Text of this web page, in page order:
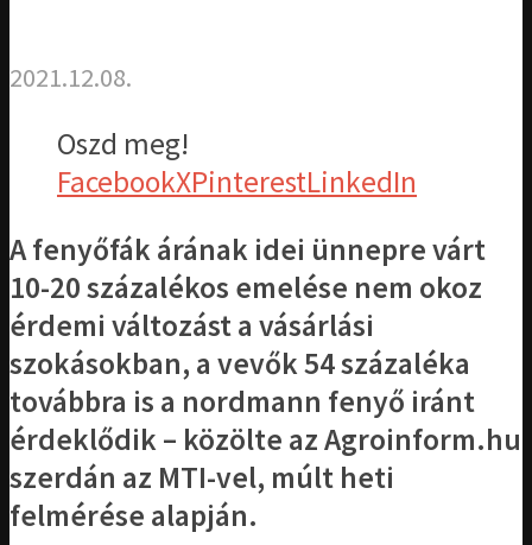
2021.12.08.
Oszd meg!
FacebookXPinterestLinkedIn
A fenyőfák árának idei ünnepre várt
10-20 százalékos emelése nem okoz
érdemi változást a vásárlási
szokásokban, a vevők 54 százaléka
továbbra is a nordmann fenyő iránt
érdeklődik – közölte az Agroinform.hu
szerdán az MTI-vel, múlt heti
felmérése alapján.